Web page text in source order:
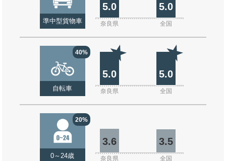
準中型貨物車
5.0 5.0
奈良県 全国
40%
自転車
5.0 5.0
奈良県 全国
20%
0～24歳
3.6 3.5
奈良県 全国